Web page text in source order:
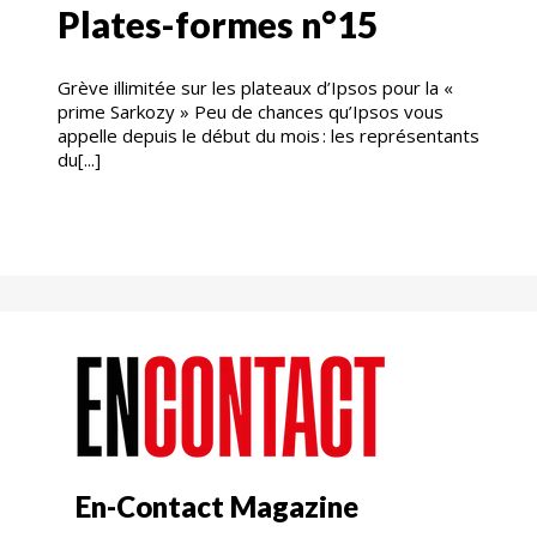
Plates-formes n°15
Grève illimitée sur les plateaux d’Ipsos pour la «
prime Sarkozy » Peu de chances qu’Ipsos vous
appelle depuis le début du mois : les représentants
du[...]
En-Contact Magazine